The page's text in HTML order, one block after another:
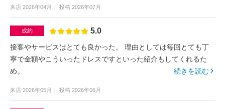
来店 2026年04月 投稿 2026年07月
成約 5.0
接客やサービスはとても良かった。 理由としては毎回とても丁
寧で金額やこういったドレスですといった紹介もしてくれるた
め。
続きを読む
来店 2026年05月 投稿 2026年06月